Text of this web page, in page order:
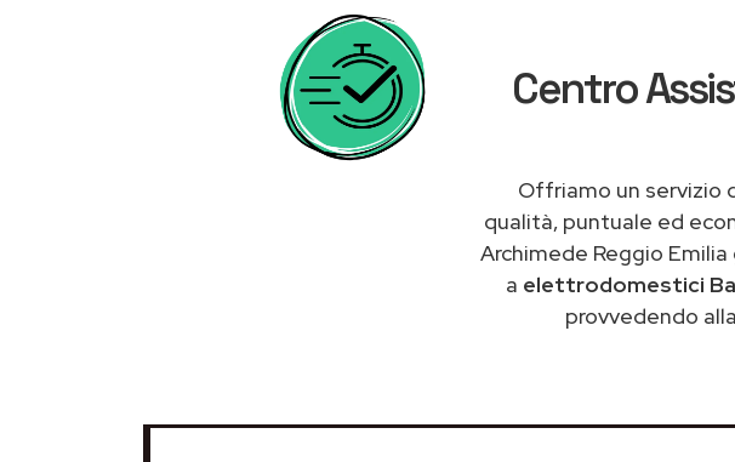
Centro
Offriamo un servizio
qualità, puntuale ed
Archimede Reggio
a elettrodomestici
provvedendo